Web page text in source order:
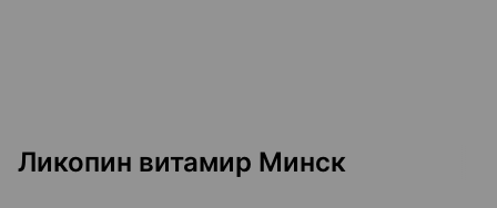
Ликопин витамир Минск